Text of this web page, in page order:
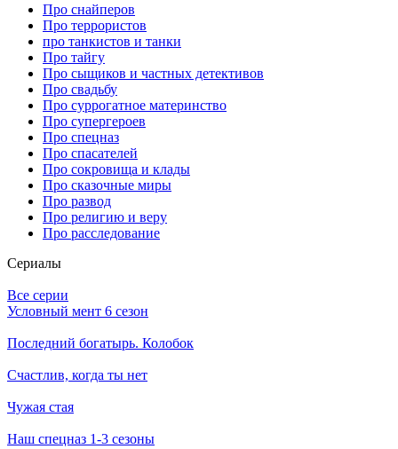
Про снайперов
Про террористов
про танкистов и танки
Про тайгу
Про сыщиков и частных детективов
Про свадьбу
Про суррогатное материнство
Про супергероев
Про спецназ
Про спасателей
Про сокровища и клады
Про сказочные миры
Про развод
Про религию и веру
Про расследование
Се­риа­лы
Все серии
Условный мент 6 сезон
Последний богатырь. Колобок
Счастлив, когда ты нет
Чужая стая
Наш спецназ 1-3 сезоны